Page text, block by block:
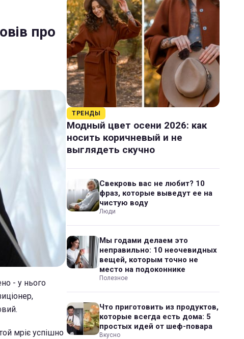
про
- у нього
мріє успішно
ТРЕНДЫ
Модный цвет осени 2026: как
носить коричневый и не
выглядеть скучно
Свекровь вас не любит? 10
фраз, которые выведут ее на
чистую воду
Люди
Мы годами делаем это
неправильно: 10 неочевидных
вещей, которым точно не
место на подоконнике
Полезное
Что приготовить из продуктов,
которые всегда есть дома: 5
простых идей от шеф-повара
Вкусно